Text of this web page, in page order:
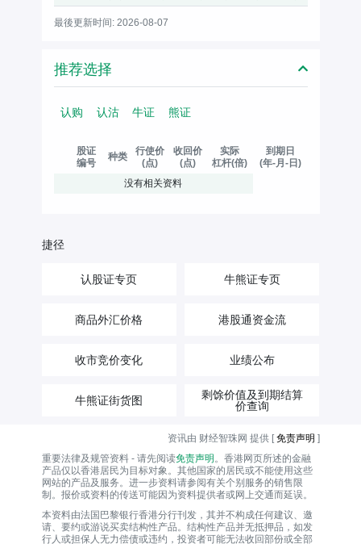
最後更新时间: 2026-08-07
推荐选择
认购 认沽 牛证 熊证
股证
编号
种类
行使价
(点)
收回价
(点)
实际
杠杆(倍)
到期日
(年-月-日)
没有相关资料
捷径
认股证专页 牛熊证专页
商品外汇价格 港股通资金流
收市竞价变化 业绩公布
牛熊证街货图
剩馀价值及到期结算
价查询
资讯由 财经智珠网 提供 [免责声明 ]
重要法律及规管资料 - 请先阅读免责声明 。香港网页所述的金融
产品仅以香港居民为目标对象。其他国家的居民或不能使用这些
网站的产品及服务。进一步资料请参阅有关个别服务的销售限
制。报价或资料的传送可能因为资料提供者或网上交通而延误。
本资料由法国巴黎银行香港分行刊发，其并不构成任何建议、邀
请、要约或游说买卖结构性产品。结构性产品并无抵押品，如发
行人或担保人无力偿债或违约，投资者可能无法收回部份或全部